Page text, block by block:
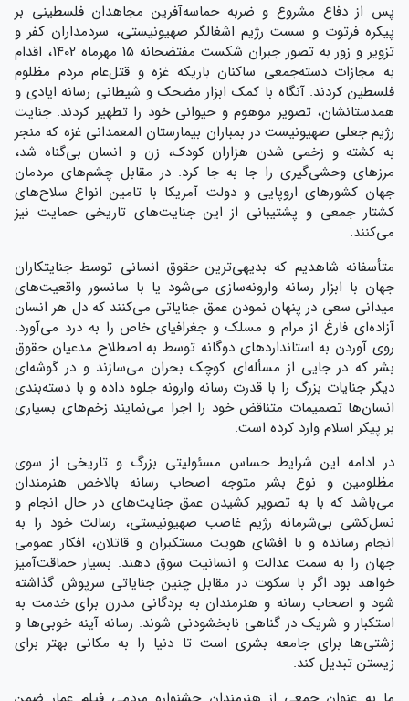
پس از دفاع مشروع و ضربه حماسه‌آفرین مجاهدان فلسطینی بر
پیکره فرتوت و سست رژیم اشغالگر صهیونیستی، سردمداران کفر و
تزویر و زور به تصور جبران شکست مفتضحانه 15 مهرماه 1402، اقدام
به مجازات دسته‌جمعی ساکنان باریکه غزه و قتل‌عام‌ مردم‌ مظلوم
فلسطین کردند. آنگاه با کمک ابزار مضحک و شیطانی رسانه ایادی و
همدستانشان، تصویر موهوم و حیوانی خود را تطهیر کردند. جنایت
رژیم جعلی صهیونیست در بمباران بیمارستان المعمدانی غزه که منجر
به کشته و زخمی شدن هزاران کودک، زن و انسان بی‌گناه شد،
مرزهای وحشی‌گیری را جا به‌ جا کرد. در مقابل چشم‌های مردمان
جهان کشورهای اروپایی و دولت آمریکا با تامین انواع سلاح‌های
کشتار جمعی و پشتیبانی از این جنایت‌های تاریخی حمایت نیز
می‌کنند.
متأسفانه شاهدیم که بدیهی‌ترین حقوق انسانی توسط جنایتکاران
جهان با ابزار رسانه وارونه‌سازی می‌شود یا با سانسور واقعیت‌های
میدانی سعی در پنهان نمودن عمق جنایاتی می‌کنند که دل هر انسان
آزاده‌ای فارغ از مرام و مسلک و جغرافیای خاص را به درد می‌آورد.
روی آوردن به استانداردهای دوگانه توسط به اصطلاح مدعیان حقوق
بشر که در جایی از مسأله‌ای کوچک بحران می‌سازند و در گوشه‌ای
دیگر جنایات بزرگ را با قدرت رسانه وارونه جلوه داده و با دسته‌بندی
انسان‌ها تصمیمات متناقض خود را اجرا می‌نمایند زخم‌های بسیاری
بر پیکر اسلام وارد کرده است.
در ادامه این شرایط حساس مسئولیتی بزرگ و تاریخی از سوی
مظلومین و نوع بشر متوجه اصحاب رسانه بالاخص هنرمندان
می‌باشد که با به تصویر کشیدن عمق جنایت‌های در حال انجام و
نسل‌کشی بی‌شرمانه رژیم غاصب صهیونیستی، رسالت خود را به
انجام رسانده و با افشای هویت مستکبران و قاتلان، افکار عمومی
جهان را به سمت عدالت و انسانیت سوق دهند. بسیار حماقت‌آمیز
خواهد بود اگر با سکوت در مقابل چنین جنایاتی سرپوش گذاشته
شود و اصحاب رسانه و هنرمندان به بردگانی مدرن برای خدمت به
استکبار و شریک در گناهی نابخشودنی شوند. رسانه آینه خوبی‌ها و
زشتی‌ها برای جامعه بشری است تا دنیا را به مکانی بهتر برای
زیستن تبدیل کند.